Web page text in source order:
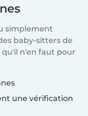
simplement
baby-sitters de
n'en faut pour
une vérification